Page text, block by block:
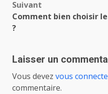
Suivant
Comment bien choisir
?
Laisser un
Vous devez vous
commentaire.